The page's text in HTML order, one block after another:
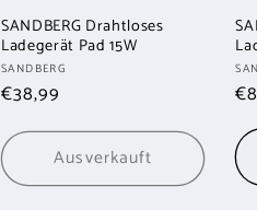
SANDBERG Drahtloses
Ladegerät Pad 15W
Anbieter:
SANDBERG
Normaler
€38,99
Ausverkauft